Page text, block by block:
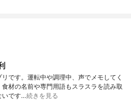
です。運転中や調理中、声でメモしてく
材の名前や専門用語もスラスラを読み取
いです…続きを見る